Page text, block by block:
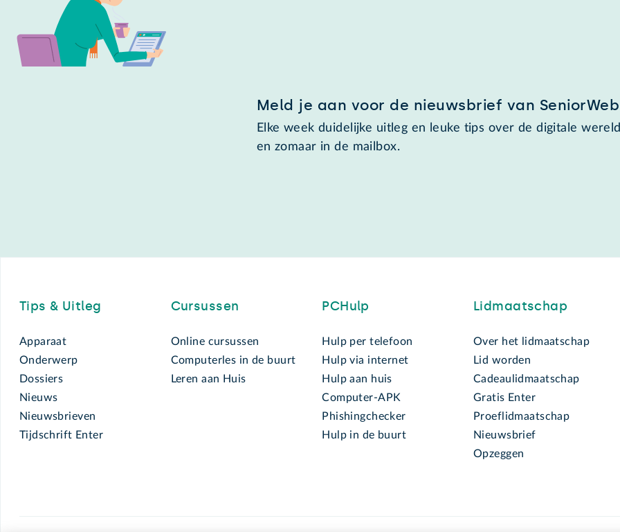
Meld je aan voor de nieuwsbrief van SeniorWeb
Elke week duidelijke uitleg en leuke tips over de digitale
en zomaar in de mailbox.
Tips & Uitleg
Apparaat
Onderwerp
Dossiers
Nieuws
Nieuwsbrieven
Tijdschrift Enter
Cursussen
Online cursussen
Computerles in de buurt
Leren aan Huis
PCHulp
Hulp per telefoon
Hulp via internet
Hulp aan huis
Computer-APK
Phishingchecker
Hulp in de buurt
Lidmaatschap
Over het lidmaatschap
Lid worden
Cadeaulidmaatschap
Gratis Enter
Proeflidmaatschap
Nieuwsbrief
Opzeggen